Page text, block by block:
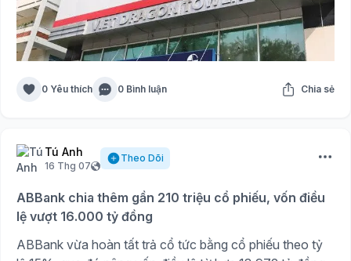
0 Yêu thích 0 Bình luận Chia sẻ
Tú Anh
16 Thg 07
Theo Dõi
ABBank chia thêm gần 210 triệu cổ phiếu, vốn điều
lệ vượt 16.000 tỷ đồng
ABBank vừa hoàn tất trả cổ tức bằng cổ phiếu theo tỷ